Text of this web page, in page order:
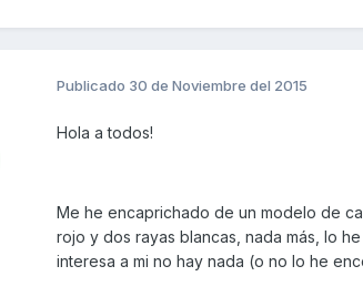
Publicado 30 de Noviembre del 2015
Hola a todos!
Me he encaprichado de un modelo de
rojo y dos rayas blancas, nada más, lo
interesa a mi no hay nada (o no lo he